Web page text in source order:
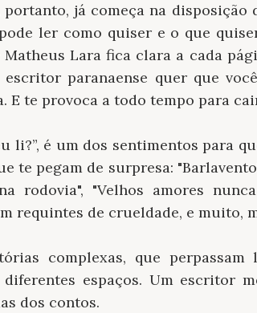
portanto, já começa na
ler como quiser e o que
Lara fica clara a cada
paranaense quer que
E te provoca a todo tempo para
li?”, é um dos sentimentos para
te pegam de surpresa:
rodovia", "Velhos amores
requintes de crueldade, e muito,
complexas, que
espaços. Um escritor
dos contos.